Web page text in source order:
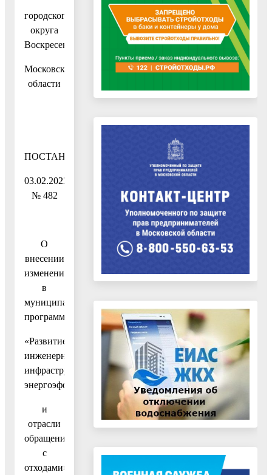
городского
округа
Воскресенск
Московской
области
ПОСТАНОВЛЕНИЕ
03.02.2023
№ 482
О
внесении
изменений
в
муниципальную
программу
«Развитие
инженерной
инфраструктуры,
энергоэффективности
и
отрасли
обращения
с
отходами»,